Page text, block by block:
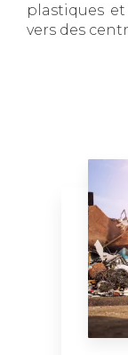
plastiques
vers des